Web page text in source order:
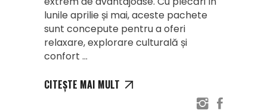
lunile aprilie și mai, aceste pachete
sunt concepute pentru a oferi
relaxare, explorare culturală și
confort
CITEȘTE MAI MULT